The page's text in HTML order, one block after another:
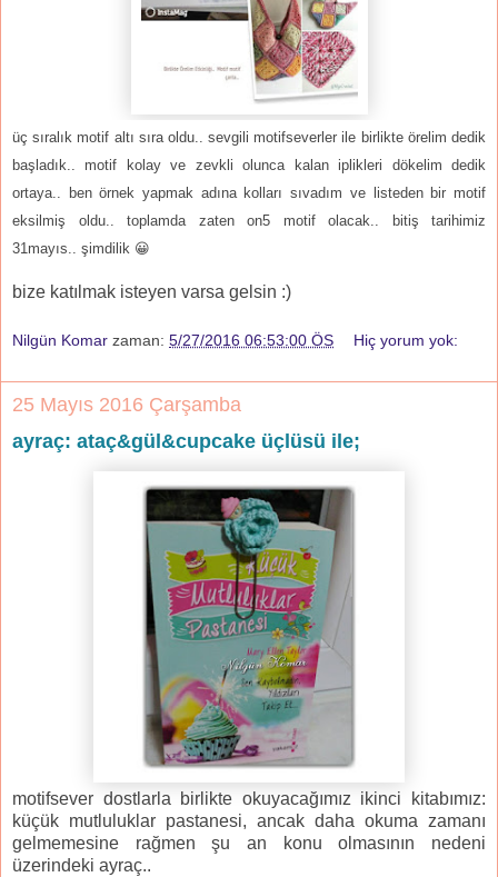
üç sıralık motif altı sıra oldu.. sevgili motifseverler ile birlikte örelim dedik
başladık.. motif kolay ve zevkli olunca kalan iplikleri dökelim dedik
ortaya.. ben örnek yapmak adına kolları sıvadım ve listeden bir motif
eksilmiş oldu.. toplamda zaten on5 motif olacak.. bitiş tarihimiz
31mayıs.. şimdilik 😀
bize katılmak isteyen varsa gelsin :)
Nilgün Komar zaman: 5/27/2016 06:53:00 ÖS Hiç yorum yok:
25 Mayıs 2016 Çarşamba
ayraç: ataç&gül&cupcake üçlüsü ile;
motifsever dostlarla birlikte okuyacağımız ikinci kitabımız:
küçük mutluluklar pastanesi, ancak daha okuma zamanı
gelmemesine rağmen şu an konu olmasının nedeni
üzerindeki ayraç..